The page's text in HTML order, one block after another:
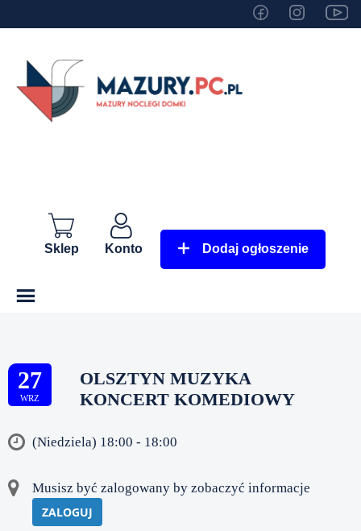
Sklep Konto Dodaj ogłoszenie
27
WRZ
OLSZTYN MUZYKA
KONCERT KOMEDIOWY
(Niedziela) 18:00 - 18:00
Musisz być zalogowany by zobaczyć informacje
ZALOGUJ